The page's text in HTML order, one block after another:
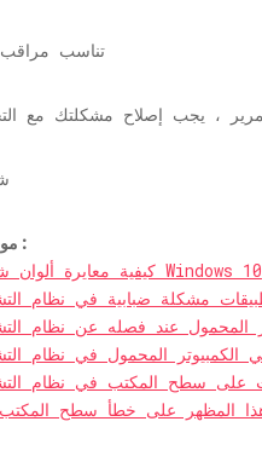
موصى به لك:
كيفية معايرة ألوان شاشة Windows 10